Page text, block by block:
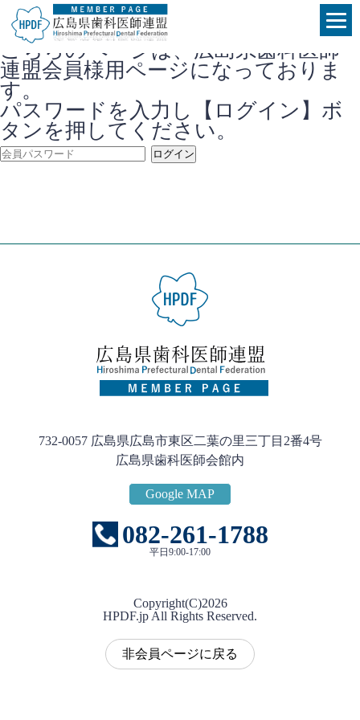
こちらのページは、広島県歯科医師
連盟会員様用ページになっておりま
す。
パスワードを入力し【ログイン】ボ
タンを押してください。
732-0057 広島県広島市東区二葉の里三丁目2番4号
広島県歯科医師会館内
Google MAP
082-261-1788
平日9:00-17:00
Copyright(C)2026
HPDF.jp All Rights Reserved.
非会員ページに戻る